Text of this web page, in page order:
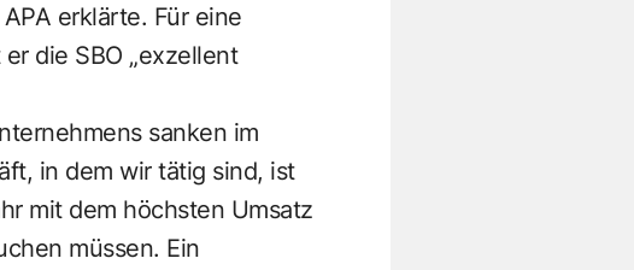
erklärte. Für eine
die SBO „exzellent
sanken im
in dem wir tätig sind, ist
mit dem höchsten Umsatz
müssen. Ein